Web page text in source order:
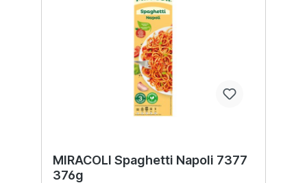
MIRACOLI Spaghetti Napoli 7377
376g